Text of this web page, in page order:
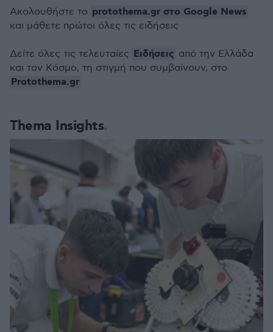
Thema Insights
Ακολουθήστε το protothema.gr στο Google News
και μάθετε πρώτοι όλες τις ειδήσεις
Δείτε όλες τις τελευταίες Ειδήσεις από την Ελλάδα
και τον Κόσμο, τη στιγμή που συμβαίνουν, στο
Protothema.gr